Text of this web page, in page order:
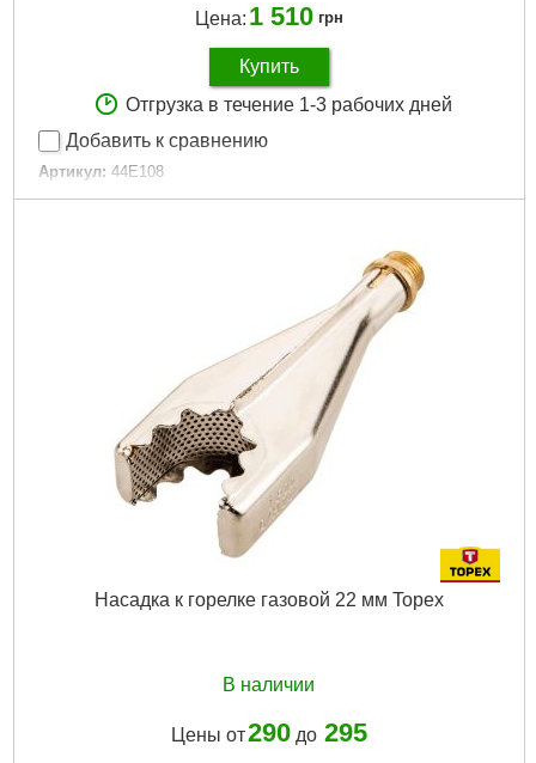
Цена: 1 510 грн
Купить
Отгрузка в течение 1-3 рабочих дней
Добавить к сравнению
Артикул: 44E108
Код товара: 17.29.19
Подробнее...
Насадка к горелке газовой 22 мм Topex
В наличии
Цены от290до 295